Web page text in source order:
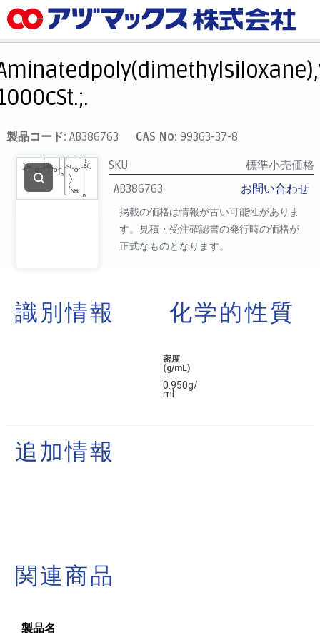
メニュー
お気に入り
カート
マイアカウント
主要取扱ブランド
代理店一覧
製品コード: AB386763 CAS No: 99363-37-8
SKU
標準小売価格
AB386763
お問い合わせ
掲載の価格は情報が古い可能性がありま
す。見積・受注確認書の発行時の価格が
正式なものとなります。
識別情報 化学的性質
密度
(g/mL)
0.950g/
ml
追加情報
関連商品
製品名